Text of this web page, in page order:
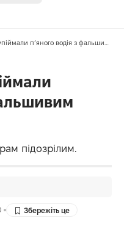
п’яного водія з фальшивим посвідченням
підозрілим.